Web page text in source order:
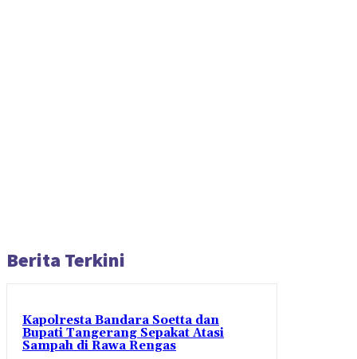
Berita Terkini
Kapolresta Bandara Soetta dan
Bupati Tangerang Sepakat Atasi
Sampah di Rawa Rengas